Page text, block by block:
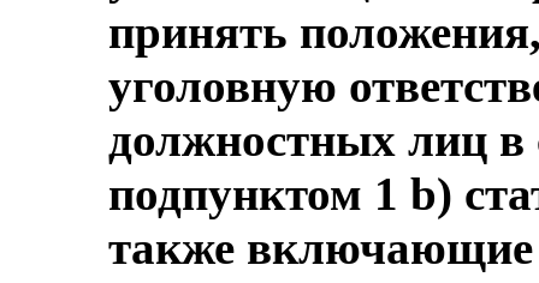
принять
уголовную
должностных лиц в
подпунктом 1 b)
также включающие